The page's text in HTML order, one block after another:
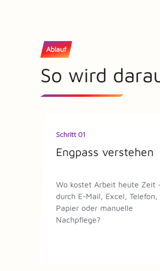
Ablauf
So wird
Schritt 01
Engpass verstehen
Wo kostet Arbeit heute Zeit
durch E-Mail, Excel, Telefon,
Papier oder manuelle
Nachpflege?